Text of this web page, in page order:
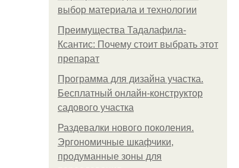
выбор материала и технологии
Преимущества Тадалафила-
Ксантис: Почему стоит выбрать этот
препарат
Программа для дизайна участка.
Бесплатный онлайн-конструктор
садового участка
Раздевалки нового поколения.
Эргономичные шкафчики,
продуманные зоны для